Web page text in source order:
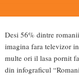
Desi 56% dintre
imagina fara televizor
multe ori il lasa pornit
din infograficul